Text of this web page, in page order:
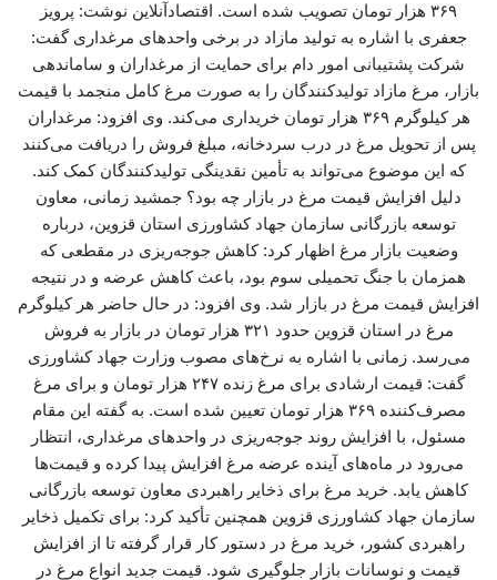
۳۶۹ هزار تومان تصویب شده است. اقتصادآنلاین نوشت: پرویز
جعفری با اشاره به تولید مازاد در برخی واحدهای مرغداری گفت:
شرکت پشتیبانی امور دام برای حمایت از مرغداران و ساماندهی
بازار، مرغ مازاد تولیدکنندگان را به صورت مرغ کامل منجمد با قیمت
هر کیلوگرم ۳۶۹ هزار تومان خریداری می‌کند. وی افزود: مرغداران
پس از تحویل مرغ در درب سردخانه، مبلغ فروش را دریافت می‌کنند
که این موضوع می‌تواند به تأمین نقدینگی تولیدکنندگان کمک کند.
دلیل افزایش قیمت مرغ در بازار چه بود؟ جمشید زمانی، معاون
توسعه بازرگانی سازمان جهاد کشاورزی استان قزوین، درباره
وضعیت بازار مرغ اظهار کرد: کاهش جوجه‌ریزی در مقطعی که
همزمان با جنگ تحمیلی سوم بود، باعث کاهش عرضه و در نتیجه
افزایش قیمت مرغ در بازار شد. وی افزود: در حال حاضر هر کیلوگرم
مرغ در استان قزوین حدود ۳۲۱ هزار تومان در بازار به فروش
می‌رسد. زمانی با اشاره به نرخ‌های مصوب وزارت جهاد کشاورزی
گفت: قیمت ارشادی برای مرغ زنده ۲۴۷ هزار تومان و برای مرغ
مصرف‌کننده ۳۶۹ هزار تومان تعیین شده است. به گفته این مقام
مسئول، با افزایش روند جوجه‌ریزی در واحدهای مرغداری، انتظار
می‌رود در ماه‌های آینده عرضه مرغ افزایش پیدا کرده و قیمت‌ها
کاهش یابد. خرید مرغ برای ذخایر راهبردی معاون توسعه بازرگانی
سازمان جهاد کشاورزی قزوین همچنین تأکید کرد: برای تکمیل ذخایر
راهبردی کشور، خرید مرغ در دستور کار قرار گرفته تا از افزایش
قیمت و نوسانات بازار جلوگیری شود. قیمت جدید انواع مرغ در